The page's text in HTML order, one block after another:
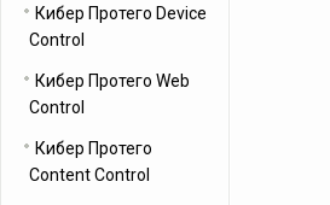
Кибер Протего Device
Control
Кибер Протего Web
Control
Кибер Протего
Content Control